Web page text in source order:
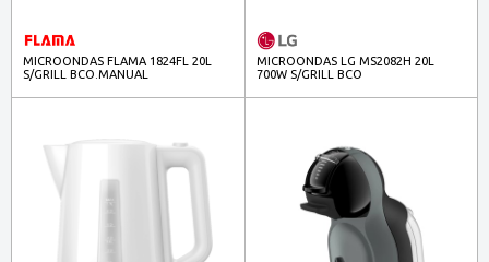
MICROONDAS FLAMA 1824FL 20L
S/GRILL BCO.MANUAL
MICROONDAS LG MS2082H 20L
700W S/GRILL BCO